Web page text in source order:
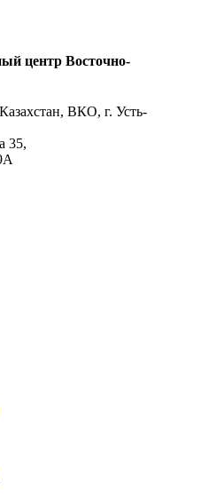
центр Восточно-
ВКО, г. Усть-
35,